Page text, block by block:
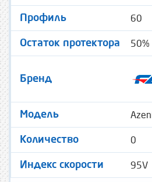
Профиль 60
Остаток протектора 50%
Бренд
Модель
Количество 0
Индекс скорости 95V